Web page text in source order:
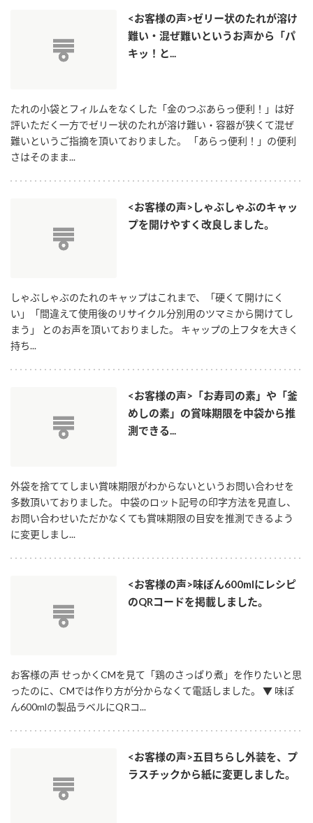
<お客様の声>ゼリー状のたれが溶け
難い・混ぜ難いというお声から「パ
キッ！と...
たれの小袋とフィルムをなくした「金のつぶあらっ便利！」は好
評いただく一方でゼリー状のたれが溶け難い・容器が狭くて混ぜ
難いというご指摘を頂いておりました。 「あらっ便利！」の便利
さはそのまま...
<お客様の声>しゃぶしゃぶのキャッ
プを開けやすく改良しました。
しゃぶしゃぶのたれのキャップはこれまで、「硬くて開けにく
い」「間違えて使用後のリサイクル分別用のツマミから開けてし
まう」 とのお声を頂いておりました。 キャップの上フタを大きく
持ち...
<お客様の声>「お寿司の素」や「釜
めしの素」の賞味期限を中袋から推
測できる...
外袋を捨ててしまい賞味期限がわからないというお問い合わせを
多数頂いておりました。 中袋のロット記号の印字方法を見直し、
お問い合わせいただかなくても賞味期限の目安を推測できるよう
に変更しまし...
<お客様の声>味ぽん600mlにレシピ
のQRコードを掲載しました。
お客様の声 せっかくCMを見て「鶏のさっぱり煮」を作りたいと思
ったのに、CMでは作り方が分からなくて電話しました。 ▼ 味ぽ
ん600mlの製品ラベルにQRコ...
<お客様の声>五目ちらし外装を、プ
ラスチックから紙に変更しました。